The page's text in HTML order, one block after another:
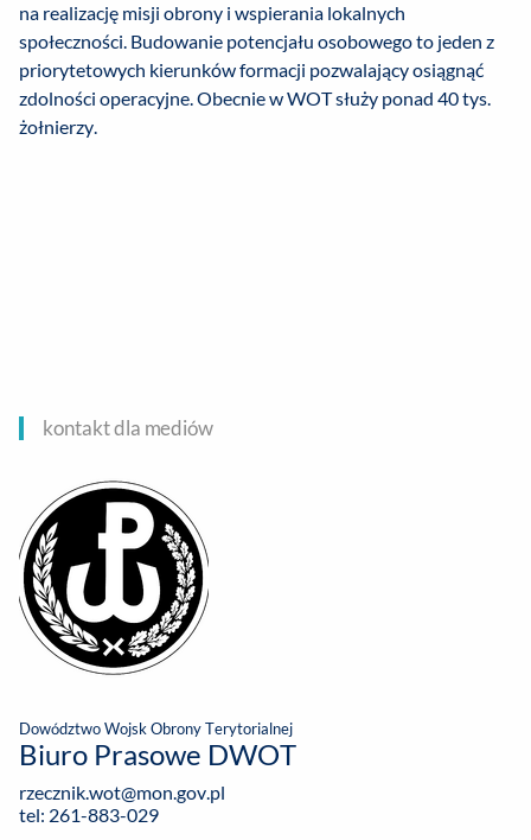
na realizację misji obrony i wspierania lokalnych
społeczności. Budowanie potencjału osobowego to jeden z
priorytetowych kierunków formacji pozwalający osiągnąć
zdolności operacyjne. Obecnie w WOT służy ponad 40 tys.
żołnierzy.
kontakt dla mediów
Dowództwo Wojsk Obrony Terytorialnej
Biuro Prasowe DWOT
rzecznik.wot@mon.gov.pl
tel: 261-883-029